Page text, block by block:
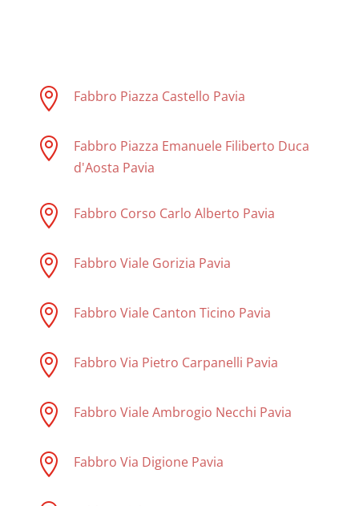
 Fabbro Piazza Castello Pavia

Fabbro Piazza Emanuele Filiberto Duca
d'Aosta Pavia
 Fabbro Corso Carlo Alberto Pavia
 Fabbro Viale Gorizia Pavia
 Fabbro Viale Canton Ticino Pavia
 Fabbro Via Pietro Carpanelli Pavia
 Fabbro Viale Ambrogio Necchi Pavia
 Fabbro Via Digione Pavia